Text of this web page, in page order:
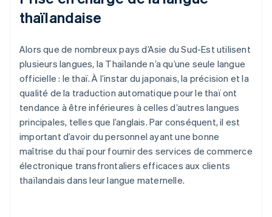
thaïlandaise
Alors que de nombreux pays d’Asie du Sud-Est utilisent
plusieurs langues, la Thaïlande n’a qu’une seule langue
officielle : le thaï. À l’instar du japonais, la précision et la
qualité de la traduction automatique pour le thaï ont
tendance à être inférieures à celles d’autres langues
principales, telles que l’anglais. Par conséquent, il est
important d’avoir du personnel ayant une bonne
maîtrise du thaï pour fournir des services de commerce
électronique transfrontaliers efficaces aux clients
thaïlandais dans leur langue maternelle.